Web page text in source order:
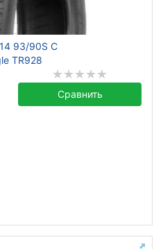
93/90S C
TR928
Сравнить